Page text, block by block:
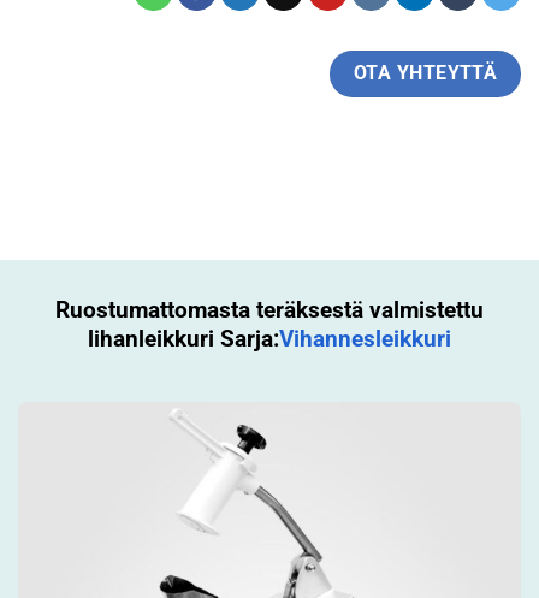
OTA YHTEYTTÄ
Ruostumattomasta teräksestä valmistettu
lihanleikkuri Sarja:Vihannesleikkuri